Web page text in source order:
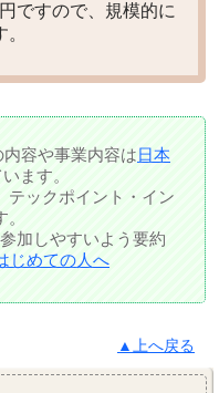
ですので、規模的に
容や事業内容は日本
ます。
テックポイント・イン
加しやすいよう要約
じめての人へ
▲上へ戻る